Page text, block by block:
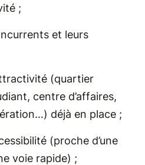
;
et leurs
(quartier
centre d’affaires,
déjà en place ;
(proche d’une
voie rapide) ;